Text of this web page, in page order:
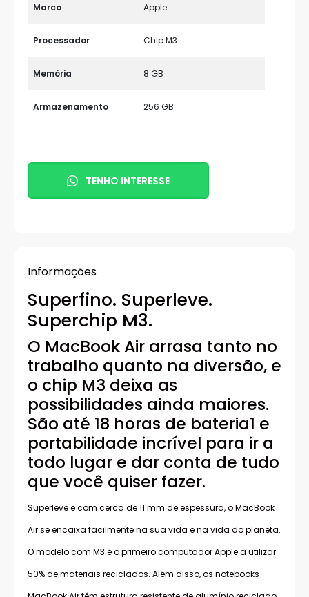
Marca Apple
Processador Chip M3
Memória 8 GB
Armazenamento 256 GB
TENHO INTERESSE
Informações
Superfino. Superleve.
Superchip M3.
O MacBook Air arrasa tanto no
trabalho quanto na diversão, e
o chip M3 deixa as
possibilidades ainda maiores.
São até 18 horas de bateria1 e
portabilidade incrível para ir a
todo lugar e dar conta de tudo
que você quiser fazer.
Superleve e com cerca de 11 mm de espessura, o MacBook
Air se encaixa facilmente na sua vida e na vida do planeta.
O modelo com M3 é o primeiro computador Apple a utilizar
50% de materiais reciclados. Além disso, os notebooks